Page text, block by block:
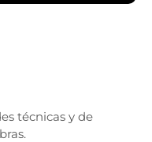
técnicas y de